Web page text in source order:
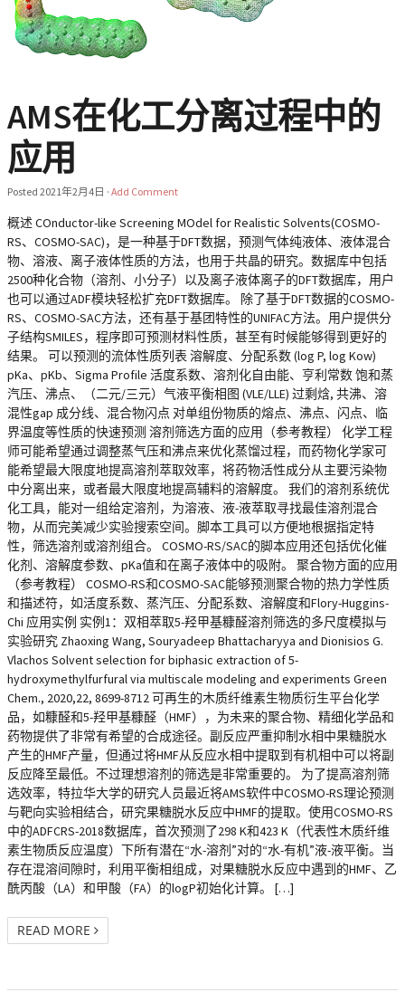
AMS在化工分离过程中的
应用
Posted 2021年2月4日 · Add Comment
概述 COnductor-like Screening MOdel for Realistic Solvents(COSMO-
RS、COSMO-SAC)，是一种基于DFT数据，预测气体纯液体、液体混合
物、溶液、离子液体性质的方法，也用于共晶的研究。数据库中包括
2500种化合物（溶剂、小分子）以及离子液体离子的DFT数据库，用户
也可以通过ADF模块轻松扩充DFT数据库。 除了基于DFT数据的COSMO-
RS、COSMO-SAC方法，还有基于基团特性的UNIFAC方法。用户提供分
子结构SMILES，程序即可预测材料性质，甚至有时候能够得到更好的
结果。 可以预测的流体性质列表 溶解度、分配系数 (log P, log Kow)
pKa、pKb、Sigma Profile 活度系数、溶剂化自由能、亨利常数 饱和蒸
汽压、沸点、（二元/三元）气液平衡相图 (VLE/LLE) 过剩焓, 共沸、溶
混性gap 成分线、混合物闪点 对单组份物质的熔点、沸点、闪点、临
界温度等性质的快速预测 溶剂筛选方面的应用（参考教程） 化学工程
师可能希望通过调整蒸气压和沸点来优化蒸馏过程，而药物化学家可
能希望最大限度地提高溶剂萃取效率，将药物活性成分从主要污染物
中分离出来，或者最大限度地提高辅料的溶解度。 我们的溶剂系统优
化工具，能对一组给定溶剂，为溶液、液-液萃取寻找最佳溶剂混合
物，从而完美减少实验搜索空间。脚本工具可以方便地根据指定特
性，筛选溶剂或溶剂组合。 COSMO-RS/SAC的脚本应用还包括优化催
化剂、溶解度参数、pKa值和在离子液体中的吸附。 聚合物方面的应用
（参考教程） COSMO-RS和COSMO-SAC能够预测聚合物的热力学性质
和描述符，如活度系数、蒸汽压、分配系数、溶解度和Flory-Huggins-
Chi 应用实例 实例1：双相萃取5-羟甲基糠醛溶剂筛选的多尺度模拟与
实验研究 Zhaoxing Wang, Souryadeep Bhattacharyya and Dionisios G.
Vlachos Solvent selection for biphasic extraction of 5-
hydroxymethylfurfural via multiscale modeling and experiments Green
Chem., 2020,22, 8699-8712 可再生的木质纤维素生物质衍生平台化学
品，如糠醛和5-羟甲基糠醛（HMF），为未来的聚合物、精细化学品和
药物提供了非常有希望的合成途径。副反应严重抑制水相中果糖脱水
产生的HMF产量，但通过将HMF从反应水相中提取到有机相中可以将副
反应降至最低。不过理想溶剂的筛选是非常重要的。 为了提高溶剂筛
选效率，特拉华大学的研究人员最近将AMS软件中COSMO-RS理论预测
与靶向实验相结合，研究果糖脱水反应中HMF的提取。使用COSMO-RS
中的ADFCRS-2018数据库，首次预测了298 K和423 K（代表性木质纤维
素生物质反应温度）下所有潜在“水-溶剂”对的“水-有机”液-液平衡。当
存在混溶间隙时，利用平衡相组成，对果糖脱水反应中遇到的HMF、乙
酰丙酸（LA）和甲酸（FA）的logP初始化计算。 […]
READ MORE